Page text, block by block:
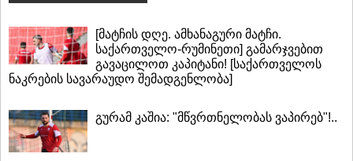
[მატჩის დღე. ამხანაგური მატჩი.
საქართველო-რუმინეთი] გამარჯვებით
გავაცილოთ კაპიტანი! [საქართველოს
ნაკრების სავარაუდო შემადგენლობა]
გურამ კაშია: "მწვრთნელობას ვაპირებ"!..